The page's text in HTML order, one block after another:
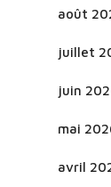
août
juillet
juin
mai
avril